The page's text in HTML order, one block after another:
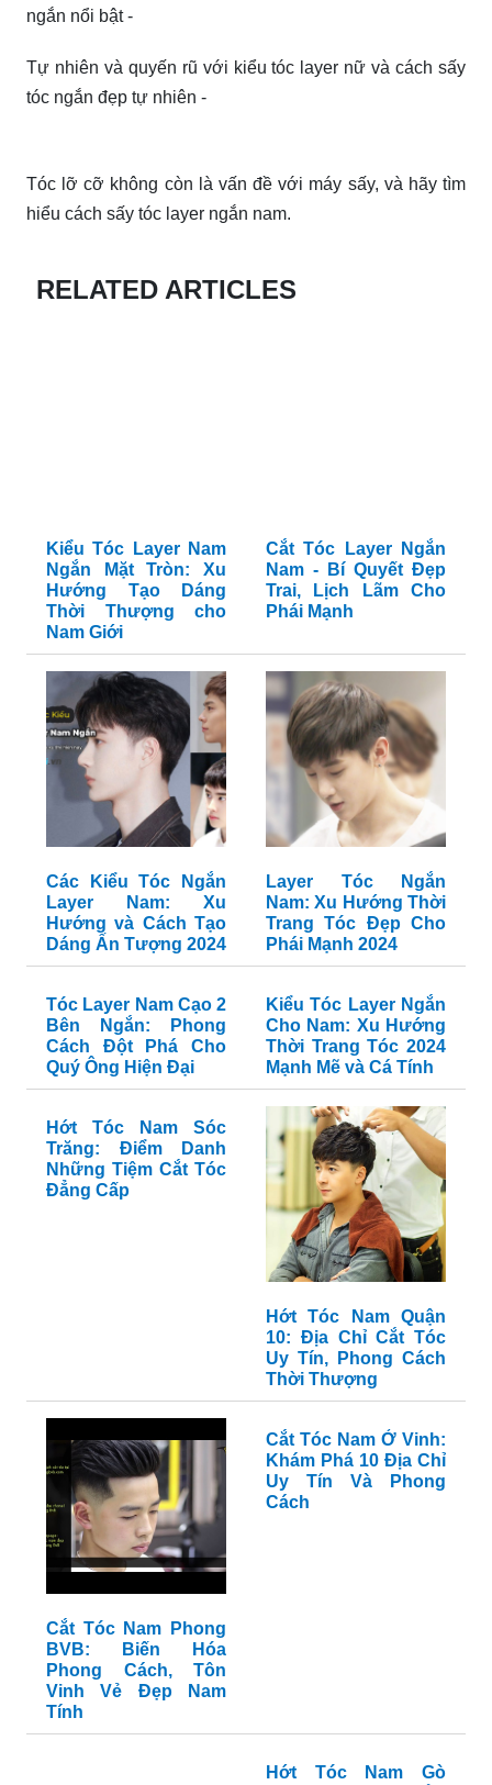
ngắn nổi bật -
Tự nhiên và quyến rũ với kiểu tóc layer nữ và cách sấy
tóc ngắn đẹp tự nhiên -
Tóc lỡ cỡ không còn là vấn đề với máy sấy, và hãy tìm
hiểu cách sấy tóc layer ngắn nam.
RELATED ARTICLES
Kiểu Tóc Layer Nam
Hướng Tạo Dáng
Thời Thượng cho
Nam Giới
Cắt Tóc Layer Ngắn
Trai, Lịch Lãm Cho
Phái Mạnh
Nam: Xu Hướng Thời
Trang Tóc Đẹp Cho
Phái Mạnh 2024
Tóc Layer Nam Cạo 2
Cách Đột Phá Cho
Quý Ông Hiện Đại
Cho Nam: Xu Hướng
Thời Trang Tóc 2024
Mạnh Mẽ và Cá Tính
Hớt Tóc Nam Sóc
Trăng: Điểm Danh
Đẳng Cấp
Uy Tín, Phong Cách